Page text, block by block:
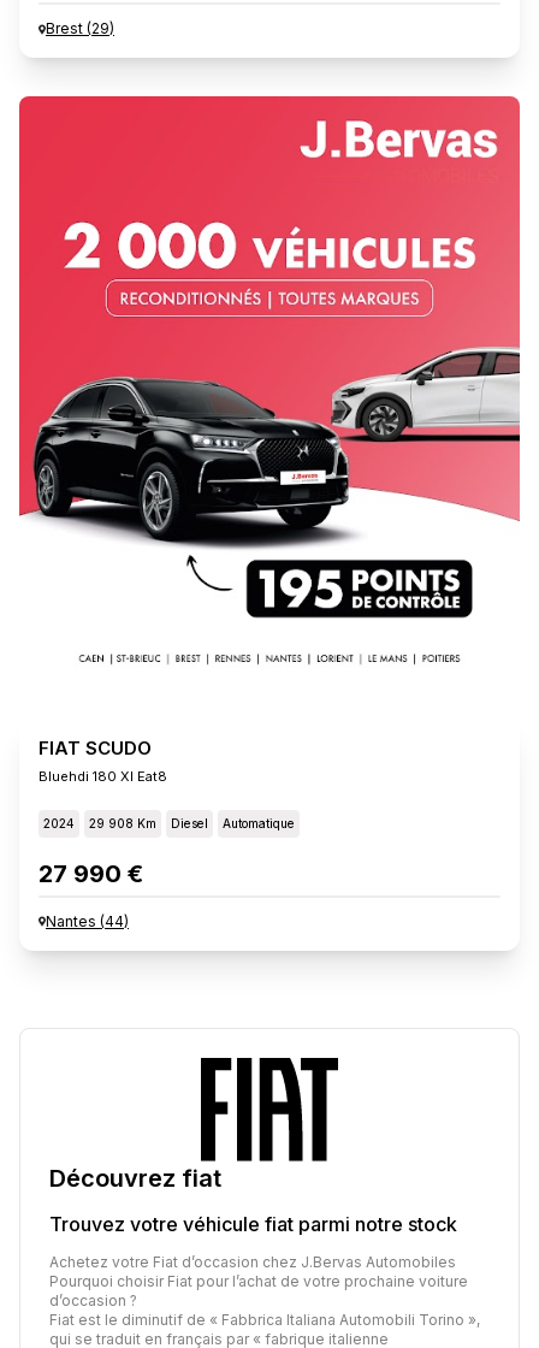
Brest (29)
FIAT SCUDO
Bluehdi 180 Xl Eat8
2024 29 908 Km Diesel Automatique
27 990 €
Nantes (44)
Découvrez fiat
Trouvez votre véhicule fiat parmi notre stock
Achetez votre Fiat d’occasion chez J.Bervas Automobiles
Pourquoi choisir Fiat pour l’achat de votre prochaine voiture
d’occasion ?
Fiat est le diminutif de « Fabbrica Italiana Automobili Torino »,
qui se traduit en français par « fabrique italienne